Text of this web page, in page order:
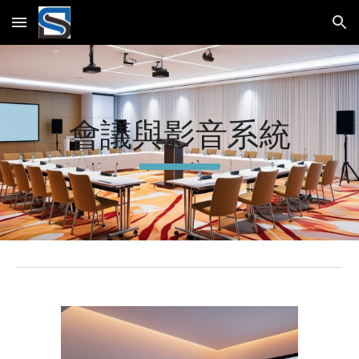
Skip to main content Skip to navigation
會議與影音系統